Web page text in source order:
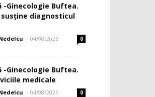
-Ginecologie Buftea.
diagnosticul
- 04/08/2026 0
-Ginecologie Buftea.
medicale
- 04/08/2026 0